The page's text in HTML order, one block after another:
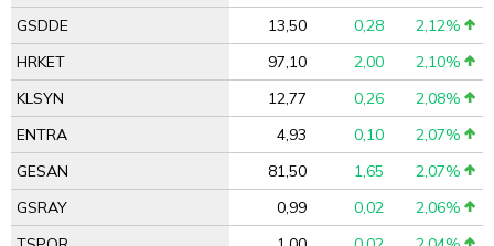
GSDDE
13,50 0,28
2,12%
HRKET
97,10 2,00
2,10%
KLSYN
12,77 0,26
2,08%
ENTRA
4,93 0,10
2,07%
GESAN
81,50 1,65
2,07%
GSRAY
0,99 0,02
2,06%